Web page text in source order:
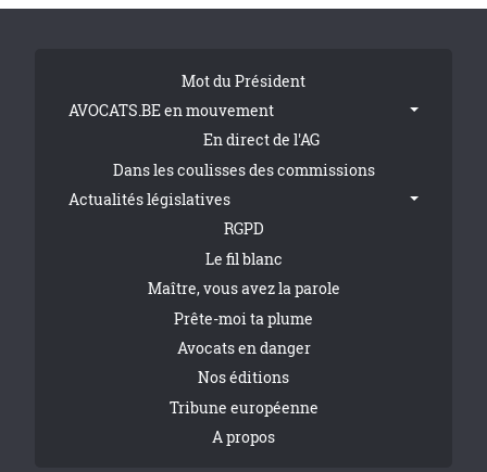
Tribune FooterMot du Président
AVOCATS.BE en mouvement
En direct de l'AG
Dans les coulisses des commissions
Actualités législatives
RGPD
Le fil blanc
Maître, vous avez la parole
Prête-moi ta plume
Avocats en danger
Nos éditions
Tribune européenne
A propos